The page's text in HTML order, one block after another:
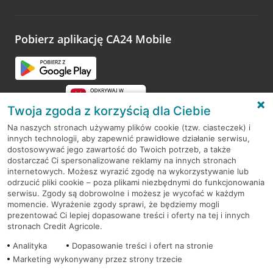
opinie.
Pobierz aplikację CA24 Mobile
RODO
Regulamin serwisu
Mapa serwisu
PolitykaCookies
Twoja zgoda z korzyścią dla Ciebie
Na naszych stronach używamy plików cookie (tzw. ciasteczek) i
innych technologii, aby zapewnić prawidłowe działanie serwisu,
dostosowywać jego zawartość do Twoich potrzeb, a także
dostarczać Ci spersonalizowane reklamy na innych stronach
internetowych. Możesz wyrazić zgodę na wykorzystywanie lub
odrzucić pliki cookie – poza plikami niezbędnymi do funkcjonowania
serwisu. Zgody są dobrowolne i możesz je wycofać w każdym
momencie. Wyrażenie zgody sprawi, że będziemy mogli
prezentować Ci lepiej dopasowane treści i oferty na tej i innych
stronach Credit Agricole.
Analityka
Dopasowanie treści i ofert na stronie
Marketing wykonywany przez strony trzecie